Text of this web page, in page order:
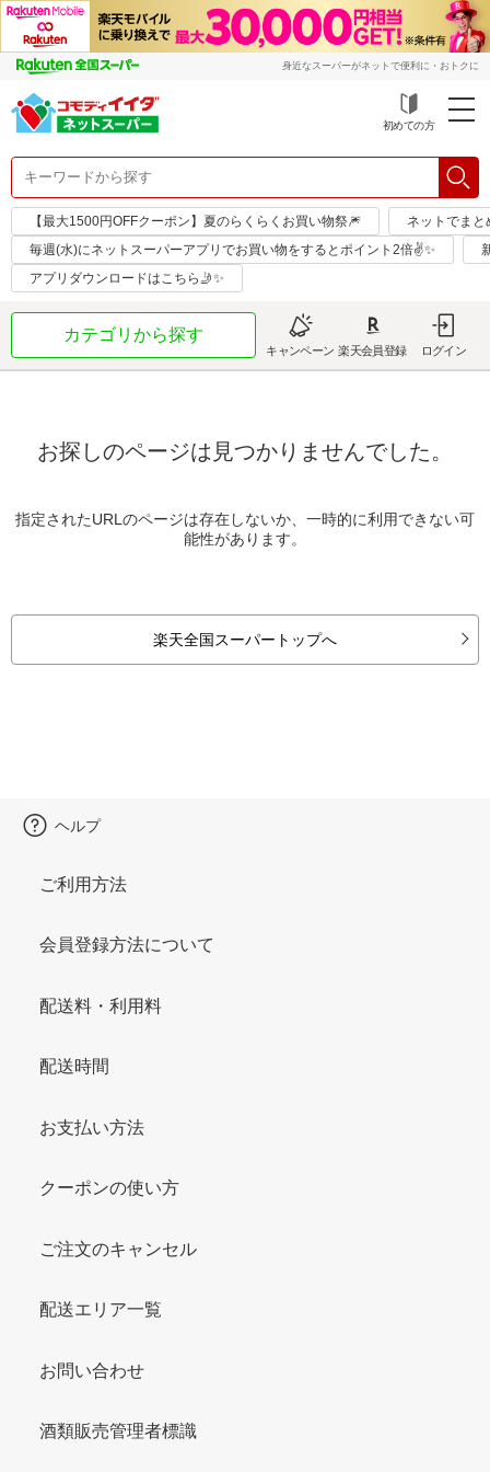
身近なスーパーがネットで便利に・おトクに
初めての方
【最大1500円OFFクーポン】夏のらくらくお買い物祭🎆
ネットでまと
毎週(水)にネットスーパーアプリでお買い物をするとポイント2倍✌✨
アプリダウンロードはこちら🤳✨
カテゴリから探す
キャンペーン 楽天会員登録 ログイン
お探しのページは見つかりませんでした。
指定されたURLのページは存在しないか、一時的に利用できない可
能性があります。
楽天全国スーパートップへ
ヘルプ
ご利用方法
会員登録方法について
配送料・利用料
配送時間
お支払い方法
クーポンの使い方
ご注文のキャンセル
配送エリア一覧
お問い合わせ
酒類販売管理者標識